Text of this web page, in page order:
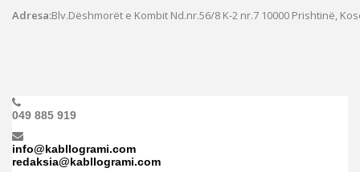
Adresa:Blv.Dëshmorët e Kombit Nd.nr.56/8 K-2 nr.7 10000 Prishtinë,
049 885 919
info@kabllogrami.com
redaksia@kabllogrami.com